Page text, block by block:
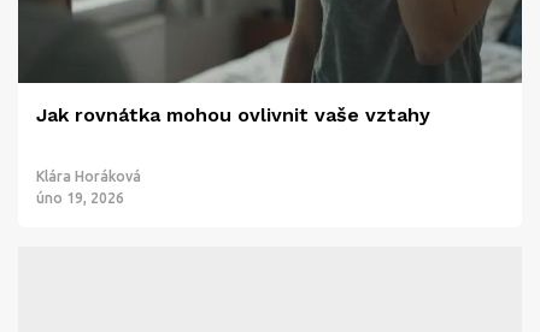
Jak rovnátka mohou ovlivnit vaše vztahy
Klára Horáková
úno 19, 2026